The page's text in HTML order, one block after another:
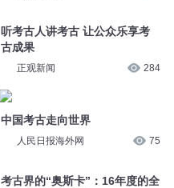
听考古人讲考古 让公众乐享考
古成果
正观新闻 284
中国考古走向世界
人民日报海外网 75
考古界的“奥斯卡”：16年度的全